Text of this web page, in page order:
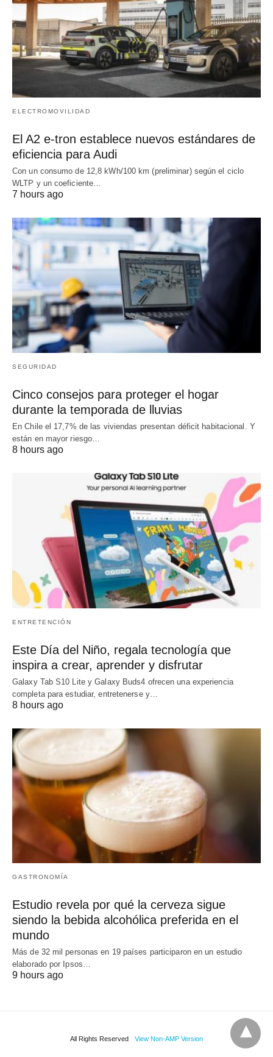
ELECTROMOVILIDAD
El A2 e-tron establece nuevos estándares de
eficiencia para Audi
Con un consumo de 12,8 kWh/100 km (preliminar) según el ciclo
WLTP y un coeficiente…
7 hours ago
SEGURIDAD
Cinco consejos para proteger el hogar
durante la temporada de lluvias
En Chile el 17,7% de las viviendas presentan déficit habitacional. Y
están en mayor riesgo…
8 hours ago
ENTRETENCIÓN
Este Día del Niño, regala tecnología que
inspira a crear, aprender y disfrutar
Galaxy Tab S10 Lite y Galaxy Buds4 ofrecen una experiencia
completa para estudiar, entretenerse y…
8 hours ago
GASTRONOMÍA
Estudio revela por qué la cerveza sigue
siendo la bebida alcohólica preferida en el
mundo
Más de 32 mil personas en 19 países participaron en un estudio
elaborado por Ipsos…
9 hours ago
All Rights Reserved View Non-AMP Version